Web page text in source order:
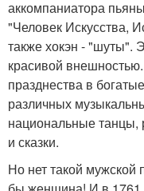
аккомпаниатора
"Человек Искусства,
также хокэн - "шуты".
красивой
празднества в
различных
национальные танцы,
и сказки.
Но нет такой